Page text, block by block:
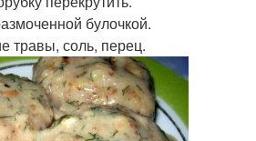
булочкой.
травы, соль, перец.